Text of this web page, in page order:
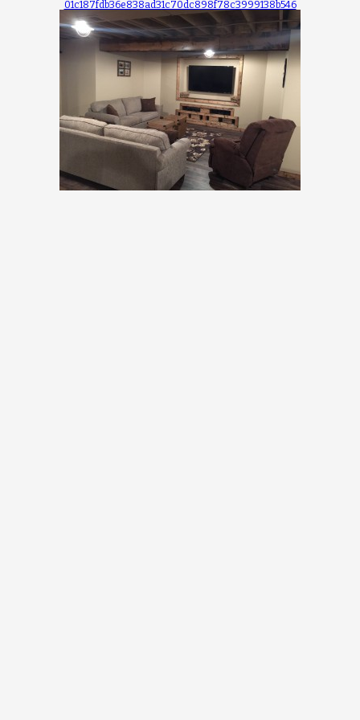
01c187fdb36e838ad31c70dc898f78c3999138b546